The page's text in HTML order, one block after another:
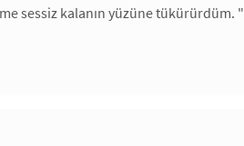
sessiz kalanın yüzüne tükürürdüm. "